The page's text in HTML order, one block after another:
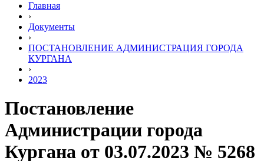
Главная
›
Документы
›
ПОСТАНОВЛЕНИЕ АДМИНИСТРАЦИЯ ГОРОДА
КУРГАНА
›
2023
Постановление
Администрации города
Кургана от 03.07.2023 № 5268